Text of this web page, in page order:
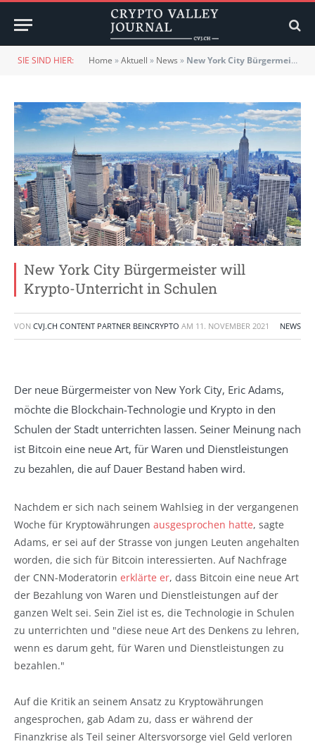
SIE SIND HIER: Home »Aktuell » News » New York City Bürgermeister will Krypto-Unterricht in Schulen
New York City Bürgermeister will
Krypto-Unterricht in Schulen
VON CVJ.CH CONTENT PARTNER BEINCRYPTO AM 11. NOVEMBER 2021 NEWS
Der neue Bürgermeister von New York City, Eric Adams,
möchte die Blockchain-Technologie und Krypto in den
Schulen der Stadt unterrichten lassen. Seiner Meinung nach
ist Bitcoin eine neue Art, für Waren und Dienstleistungen
zu bezahlen, die auf Dauer Bestand haben wird.
Nachdem er sich nach seinem Wahlsieg in der vergangenen
Woche für Kryptowährungen ausgesprochen hatte, sagte
Adams, er sei auf der Strasse von jungen Leuten angehalten
worden, die sich für Bitcoin interessierten. Auf Nachfrage
der CNN-Moderatorin erklärte er, dass Bitcoin eine neue Art
der Bezahlung von Waren und Dienstleistungen auf der
ganzen Welt sei. Sein Ziel ist es, die Technologie in Schulen
zu unterrichten und "diese neue Art des Denkens zu lehren,
wenn es darum geht, für Waren und Dienstleistungen zu
bezahlen."
Auf die Kritik an seinem Ansatz zu Kryptowährungen
angesprochen, gab Adam zu, dass er während der
Finanzkrise als Teil seiner Altersvorsorge viel Geld verloren